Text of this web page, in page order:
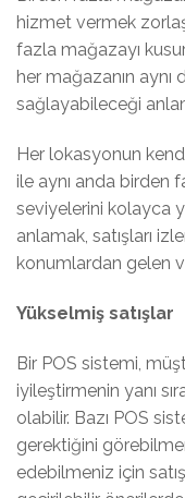
hizmet vermek
fazla mağazayı
her mağazanın
sağlayabileceği
Her lokasyonun
ile aynı anda birden
seviyelerini kolayca
anlamak, satışları
konumlardan gelen
Yükselmiş satışlar
Bir POS sistemi,
iyileştirmenin yanı
olabilir. Bazı POS
gerektiğini
edebilmeniz için